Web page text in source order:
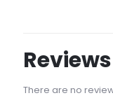
Reviews
There are no